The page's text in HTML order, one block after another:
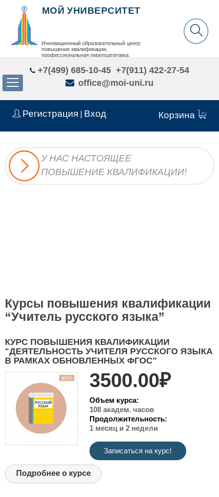
Регистрация Вход Корзина
МОЙ УНИВЕРСИТЕТ
Инновационный образовательный центр
повышение квалификации,
профессиональная переподготовка,
+7(499) 685-10-45 +7(911) 422-27-54
office@moi-uni.ru
У НАС НАСТОЯЩЕЕ
ПОВЫШЕНИЕ КВАЛИФИКАЦИИ!
Курсы повышения квалификации
“Учитель русского языка”
КУРС ПОВЫШЕНИЯ КВАЛИФИКАЦИИ
"ДЕЯТЕЛЬНОСТЬ УЧИТЕЛЯ РУССКОГО ЯЗЫКА
В РАМКАХ ОБНОВЛЕННЫХ ФГОС"
3500.00₽
Объем курса:
108 академ. часов
Продолжительность:
1 месяц и 2 недели
Записаться на курс!
Подробнее о курсе